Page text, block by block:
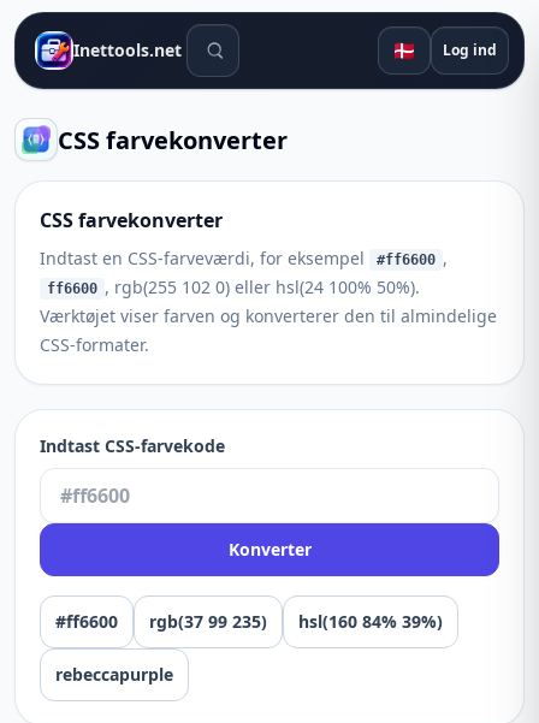
Inettools.net Søgeværktøjer 🇩🇰 Log ind
CSS farvekonverter
CSS farvekonverter
Indtast en CSS-farveværdi, for eksempel #ff6600 ,
ff6600 , rgb(255 102 0) eller hsl(24 100% 50%).
Værktøjet viser farven og konverterer den til almindelige
CSS-formater.
Indtast CSS-farvekode
Konverter
#ff6600 rgb(37 99 235) hsl(160 84% 39%)
rebeccapurple